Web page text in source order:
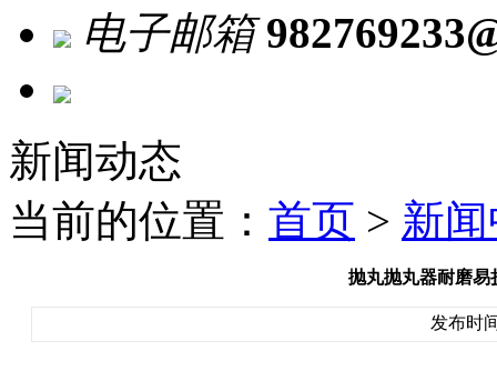
电子邮箱
新闻动态
当前的位置： 首页 > 新
抛丸抛丸器耐磨易
发布时